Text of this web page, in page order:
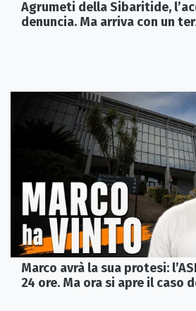
Agrumeti della Sibaritide,
denuncia. Ma arriva con un
Marco avrà la sua protesi:
24 ore. Ma ora si apre il caso